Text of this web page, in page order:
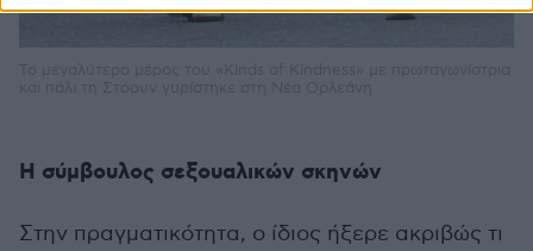
Η σύμβουλος σεξουαλικών σκηνών
Στην πραγματικότητα, ο ίδιος ήξερε ακριβώς τι